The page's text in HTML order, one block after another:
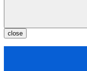
close